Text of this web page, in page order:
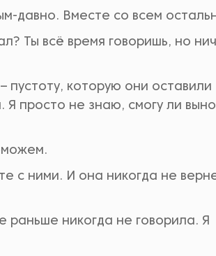
давно. Вместе со всем
Ты всё время говоришь, но
которую они оставили
просто не знаю, смогу ли
с ними. И она никогда не
раньше никогда не говорила. Я